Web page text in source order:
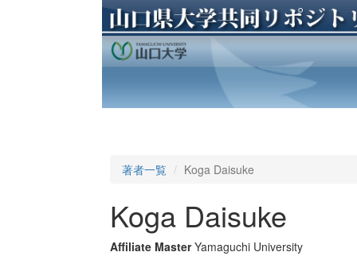
著者一覧 Koga Daisuke
Koga Daisuke
Affiliate Master Yamaguchi University